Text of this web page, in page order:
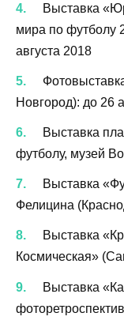
Выставка
мира по футболу
августа 2018
Новгород): до 26
Выставка
футболу, музей
Выставка
Фелицина
Выставка
Космическая»
Выставка